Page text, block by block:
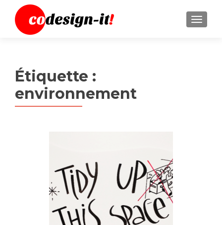
MENU
Étiquette :
environnement